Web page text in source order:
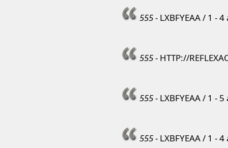
555- LXBFYEAA / 1 -
555- HTTP://
555- LXBFYEAA / 1 -
555- LXBFYEAA / 1 -